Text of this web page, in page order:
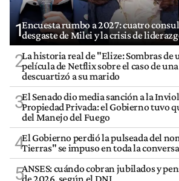
1Encuesta rumbo a 2027: cuatro
desgaste de Milei y la crisis de
2La historia real de "Elize: Sombras de
película de Netflix sobre el caso de
descuartizó a su marido
3El Senado dio media sanción a la
Propiedad Privada: el Gobierno tuvo
del Manejo del Fuego
4El Gobierno perdió la pulseada del
Tierras" se impuso en toda la
5ANSES: cuándo cobran jubilados y
de 2026, según el DNI